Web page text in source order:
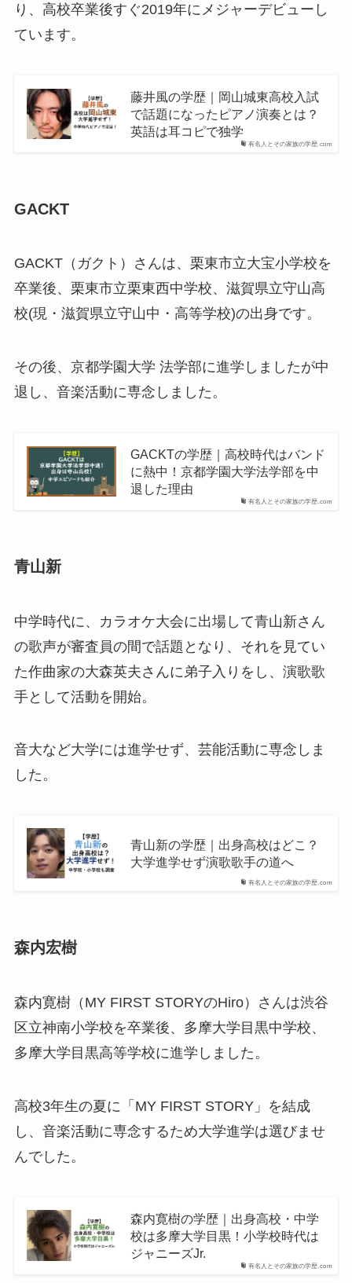
り、高校卒業後すぐ2019年にメジャーデビューし
ています。
有名人とその家族の学歴.com
藤井風の学歴｜岡山城東高校入試
で話題になったピアノ演奏とは？
英語は耳コピで独学
GACKT
GACKT（ガクト）さんは、栗東市立大宝小学校を
卒業後、栗東市立栗東西中学校、滋賀県立守山高
校(現・滋賀県立守山中・高等学校)の出身です。
その後、京都学園大学 法学部に進学しましたが中
退し、音楽活動に専念しました。
有名人とその家族の学歴.com
GACKTの学歴｜高校時代はバンド
に熱中！京都学園大学法学部を中
退した理由
青山新
中学時代に、カラオケ大会に出場して青山新さん
の歌声が審査員の間で話題となり、それを見てい
た作曲家の大森英夫さんに弟子入りをし、演歌歌
手として活動を開始。
音大など大学には進学せず、芸能活動に専念しま
した。
有名人とその家族の学歴.com
青山新の学歴｜出身高校はどこ？
大学進学せず演歌歌手の道へ
森内宏樹
森内寛樹（MY FIRST STORYのHiro）さんは渋谷
区立神南小学校を卒業後、多摩大学目黒中学校、
多摩大学目黒高等学校に進学しました。
高校3年生の夏に「MY FIRST STORY」を結成
し、音楽活動に専念するため大学進学は選びませ
んでした。
有名人とその家族の学歴.com
森内寛樹の学歴｜出身高校・中学
校は多摩大学目黒！小学校時代は
ジャニーズJr.